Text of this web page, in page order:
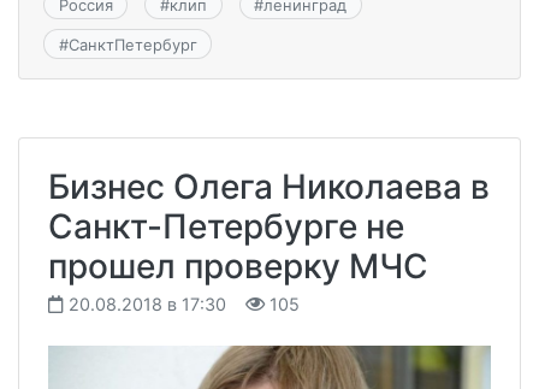
Россия #клип #ленинград
#СанктПетербург
Бизнес Олега Николаева в
Санкт-Петербурге не
прошел проверку МЧС
20.08.2018 в 17:30 105